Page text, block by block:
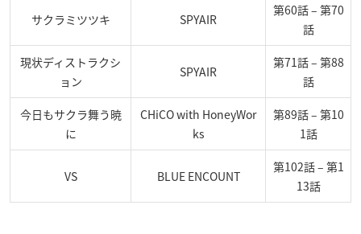
サクラミツツキ SPYAIR
第60話 – 第70
話
現状ディストラクシ
ョン
SPYAIR
第71話 – 第88
話
今日もサクラ舞う暁
に
CHiCO with HoneyWor
ks
第89話 – 第10
1話
VS BLUE ENCOUNT
第102話 – 第1
13話